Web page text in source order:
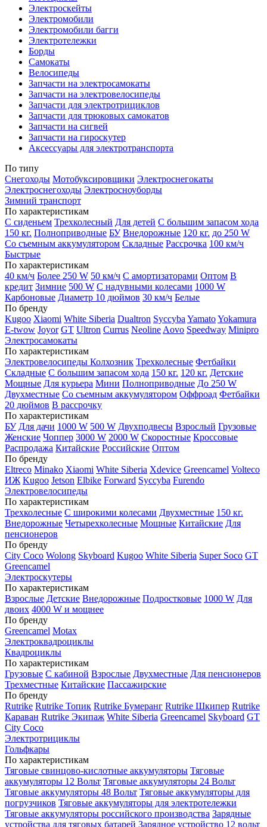
Электроскейты
Электромобили
Электромобили багги
Электротележки
Борды
Самокаты
Велосипеды
Запчасти на электросамокаты
Запчасти на электровелосипеды
Запчасти для электротрициклов
Запчасти для трюковых самокатов
Запчасти на сигвей
Запчасти на гироскутер
Аксессуары для электротранспорта
По типу
Снегоходы Мотобуксировщики Электроснегокаты
Электроснегоходы Электросноуборды
Зимний транспорт
По характеристикам
С сиденьем Трехколесный Для детей С большим запасом хода
150 кг. Полноприводные БУ Внедорожные 120 кг. до 250 W
Со съемным аккумулятором Складные Рассрочка 100 км/ч
Быстрые
По характеристикам
40 км/ч Более 250 W 50 км/ч С амортизаторами Оптом В
кредит Зимние 500 W С надувными колесами 1000 W
Карбоновые Диаметр 10 дюймов 30 км/ч Белые
По бренду
Kugoo Xiaomi White Siberia Dualtron Syccyba YamatoYokamura
E-twow Joyor GT Ultron Currus Neoline Aovo Speedway Minipro
Электросамокаты
По характеристикам
Электровелосипеды Колхозник Трехколесные Фетбайки
Складные С большим запасом хода 150 кг. 120 кг. Детские
Мощные Для курьера Мини Полноприводные До 250 W
Двухместные Со съемным аккумулятором Оффроад Фетбайки
20 дюймов В рассрочку
По характеристикам
БУ Для дачи 1000 W 500 W Двухподвесы Взрослый Грузовые
Женские Чоппер 3000 W 2000 W Скоростные Кроссовые
Распродажа Китайские Российские Оптом
По бренду
Eltreco Minako Xiaomi White Siberia Xdevice Greencamel Volteco
ИЖ Kugoo Jetson Elbike Forward Syccyba Furendo
Электровелосипеды
По характеристикам
Трехколесные С широкими колесами Двухместные 150 кг.
Внедорожные Четырехколесные Мощные Китайские Для
пенсионеров
По бренду
City Coco Wolong Skyboard Kugoo White Siberia Super Soco GT
Greencamel
Электроскутеры
По характеристикам
Взрослые Детские Внедорожные Подростковые 1000 W Для
двоих 4000 W и мощнее
По бренду
Greencamel Motax
Электроквадроциклы
Квадроциклы
По характеристикам
Грузовые С кабиной Взрослые Двухместные Для пенсионеров
Трехместные Китайские Пассажирские
По бренду
Rutrike Rutrike Топик Rutrike Бумеранг Rutrike Шкипер Rutrike
Караван Rutrike Экипаж White Siberia Greencamel Skyboard GT
City Coco
Электротрициклы
Гольфкары
По характеристикам
Тяговые свинцово-кислотные аккумуляторы Тяговые
аккумуляторы 12 Вольт Тяговые аккумуляторы 24 Вольт
Тяговые аккумуляторы 48 Вольт Тяговые аккумуляторы для
погрузчиков Тяговые аккумуляторы для электротележки
Тяговые аккумуляторы российского производства Зарядные
устройства для тяговых батарей Зарядное устройство 12 вольт